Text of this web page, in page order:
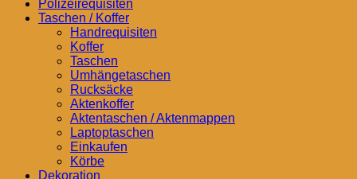
Polizeirequisiten
Taschen / Koffer
Handrequisiten
Koffer
Taschen
Umhängetaschen
Rucksäcke
Aktenkoffer
Aktentaschen / Aktenmappen
Laptoptaschen
Einkaufen
Körbe
Dekoration